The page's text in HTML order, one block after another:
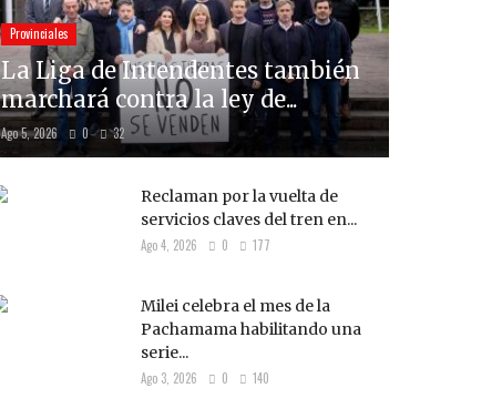
Provinciales
La Liga de Intendentes también
marchará contra la ley de...
Ago 5, 2026 0 32
Reclaman por la vuelta de
servicios claves del tren en...
Ago 4, 2026 0 177
Milei celebra el mes de la
Pachamama habilitando una
serie...
Ago 3, 2026 0 140